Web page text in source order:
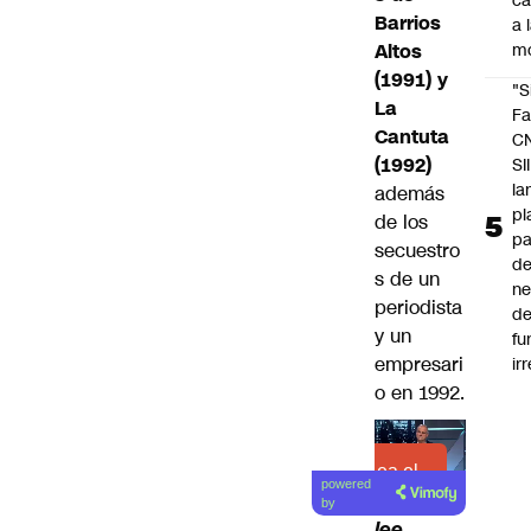
Barrios
Altos
(1991) y
La
Cantuta
(1992)
además
de los
secuestro
s de un
periodista
y un
empresari
o en 1992.
Lea el
artículo
powered
by
a
SII
de